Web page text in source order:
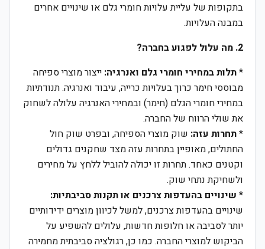
בתקופות של עליית עלויות חומרי גלם או שינויים אחרים
במבנה העלויות.
2. מה עלול לפגוע בחברה?
*תלות במחירי חומרי גלם ואנרגיה: ייצור מוצרי ספיחה
מבוססי חימר כרוך בעלויות כרייה, עיבוד ואנרגיה. תנודתיות
במחירי חומרי הגלם (חימר) ובמחירי האנרגיה עלולה לשחוק
את שולי הרווח של החברה.
*תחרות עזה: שוק מוצרי הספיחה, ובפרט שוק חול
החתולים, מאופיין בתחרות עזה מצד שחקנים גדולים
וקטנים כאחד. תחרות זו יכולה להוביל ללחץ על מחירים
ולשחיקת נתחי שוק.
* שינויים בהעדפות צרכנים או תקנות סביבתיות:
שינויים בהעדפות צרכנים, למשל לכיוון מוצרים ידידותיים
יותר לסביבה או חלופות חדשות, עלולים להשפיע על
הביקוש למוצרי החברה. כמו כן, רגולציה סביבתית מחמירה